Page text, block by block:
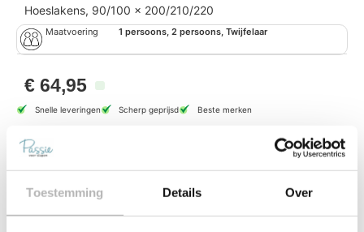
Toestemming Details Over
Hoeslakens, 90/100 x 200/210/220
Maatvoering 1 persoons, 2 persoons, Twijfelaar
€ 64,95
Snelle leveringen Scherp geprijsd Beste merken